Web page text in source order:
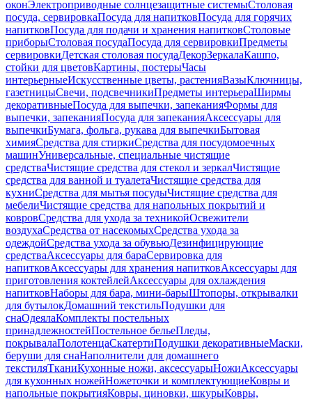
оконЭлектроприводные солнцезащитные системыСтоловая
посуда, сервировкаПосуда для напитковПосуда для горячих
напитковПосуда для подачи и хранения напитковСтоловые
приборыСтоловая посудаПосуда для сервировкиПредметы
сервировкиДетская столовая посудаДекорЗеркалаКашпо,
стойки для цветовКартины, постерыЧасы
интерьерныеИскусственные цветы, растенияВазыКлючницы,
газетницыСвечи, подсвечникиПредметы интерьераШирмы
декоративныеПосуда для выпечки, запеканияФормы для
выпечки, запеканияПосуда для запеканияАксессуары для
выпечкиБумага, фольга, рукава для выпечкиБытовая
химияСредства для стиркиСредства для посудомоечных
машинУниверсальные, специальные чистящие
средстваЧистящие средства для стекол и зеркалЧистящие
средства для ванной и туалетаЧистящие средства для
кухниСредства для мытья посудыЧистящие средства для
мебелиЧистящие средства для напольных покрытий и
ковровСредства для ухода за техникойОсвежители
воздухаСредства от насекомыхСредства ухода за
одеждойСредства ухода за обувьюДезинфицирующие
средстваАксессуары для бараСервировка для
напитковАксессуары для хранения напитковАксессуары для
приготовления коктейлейАксессуары для охлаждения
напитковНаборы для бара, мини-барыШтопоры, открывалки
для бутылокДомашний текстильПодушки для
снаОдеялаКомплекты постельных
принадлежностейПостельное бельеПледы,
покрывалаПолотенцаСкатертиПодушки декоративныеМаски,
беруши для снаНаполнители для домашнего
текстиляТканиКухонные ножи, аксессуарыНожиАксессуары
для кухонных ножейНожеточки и комплектующиеКовры и
напольные покрытияКовры, циновки, шкурыКовры,